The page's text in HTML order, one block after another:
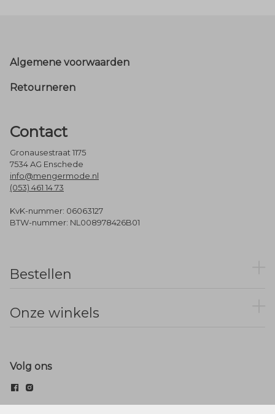
Footer
Algemene voorwaarden
Retourneren
Contact
Gronausestraat 1175
7534 AG Enschede
info@mengermode.nl
(053) 461 14 73
KvK-nummer: 06063127
BTW-nummer: NL008978426B01
Bestellen
Onze winkels
Volg ons